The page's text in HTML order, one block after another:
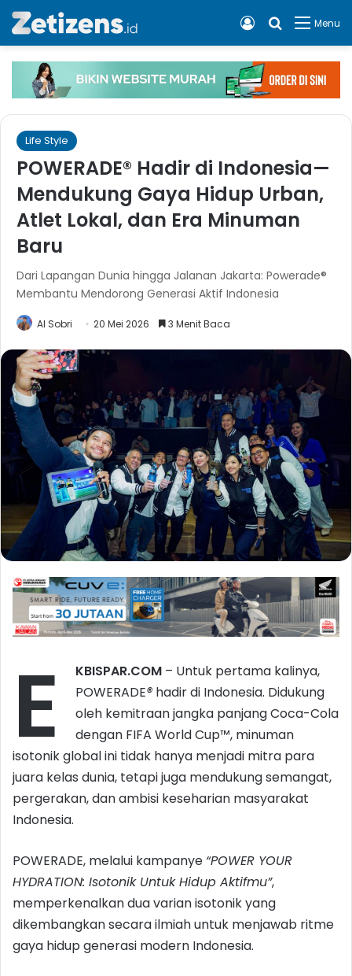
Menu
Cari apa,
Log In
Life Style
POWERADE® Hadir di Indonesia—
Mendukung Gaya Hidup Urban,
Atlet Lokal, dan Era Minuman
Baru
Dari Lapangan Dunia hingga Jalanan Jakarta: Powerade®
Membantu Mendorong Generasi Aktif Indonesia
Al Sobri 20 Mei 2026 3 Menit Baca
E KBISPAR.COM – Untuk pertama kalinya,
POWERADE® hadir di Indonesia. Didukung
oleh kemitraan jangka panjang Coca-Cola
dengan FIFA World Cup™, minuman
isotonik global ini tidak hanya menjadi mitra para
juara kelas dunia, tetapi juga mendukung semangat,
pergerakan, dan ambisi keseharian masyarakat
Indonesia.
POWERADE, melalui kampanye “POWER YOUR
HYDRATION: Isotonik Untuk Hidup Aktifmu”,
memperkenalkan dua varian isotonik yang
dikembangkan secara ilmiah untuk menjawab ritme
gaya hidup generasi modern Indonesia.